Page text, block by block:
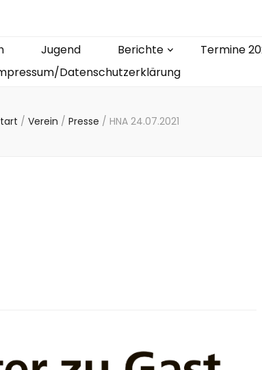
Jugend Berichte Termine
Datenschutzerklärung
/ Verein / Presse / HNA 24.07.2021